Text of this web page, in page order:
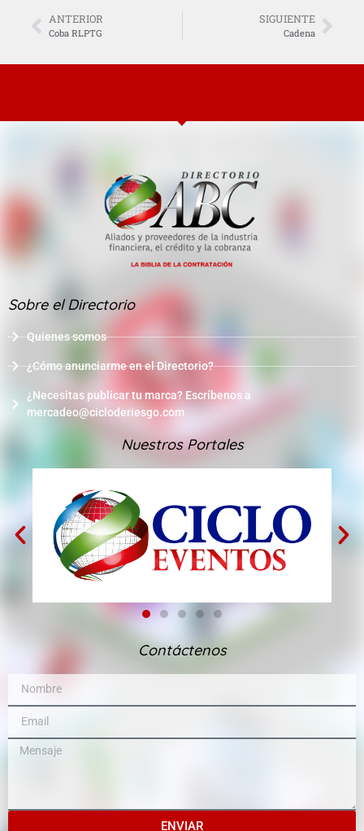
ANTERIOR
Coba RLPTG
SIGUIENTE
Cadena
Sobre el Directorio
Quienes somos
¿Cómo anunciarme en el Directorio?
¿Necesitas publicar tu marca? Escríbenos a
mercadeo@cicloderiesgo.com
Nuestros Portales
Contáctenos
ENVIAR